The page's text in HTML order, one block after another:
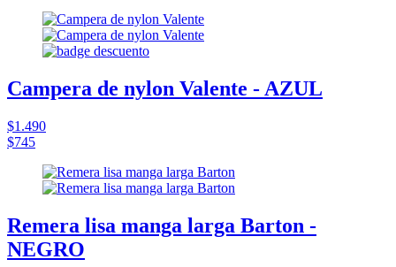
Campera de nylon Valente - AZUL
$1.490
$745
Remera lisa manga larga Barton -
NEGRO